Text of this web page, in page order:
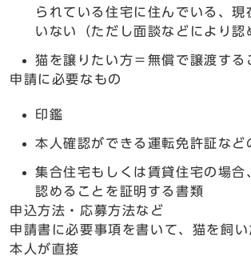
られている住宅に住んでいる、現
いない（ただし面談などにより認
猫を譲りたい方＝無償で譲渡する
申請に必要なもの
印鑑
本人確認ができる運転免許証など
集合住宅もしくは賃貸住宅の場合
認めることを証明する書類
申込方法・応募方法など
申請書に必要事項を書いて、猫を飼
本人が直接